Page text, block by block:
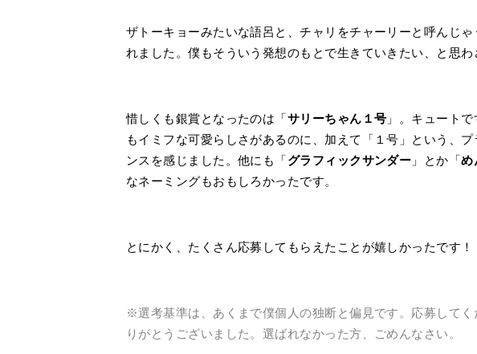
ザトーキョーみたいな語呂と、チャリをチャーリーと呼んじ
れました。僕もそういう発想のもとで生きていきたい、と思わ
惜しくも銀賞となったのは「サリーちゃん１号 」。キュート
もイミフな可愛らしさがあるのに、加えて「１号」という、
ンスを感じました。他にも「グラフィックサンダー 」とか「め
なネーミングもおもしろかったです。
とにかく、たくさん応募してもらえたことが嬉しかったです
※選考基準は、あくまで僕個人の独断と偏見です。応募して
りがとうございました。選ばれなかった方、ごめんなさい。